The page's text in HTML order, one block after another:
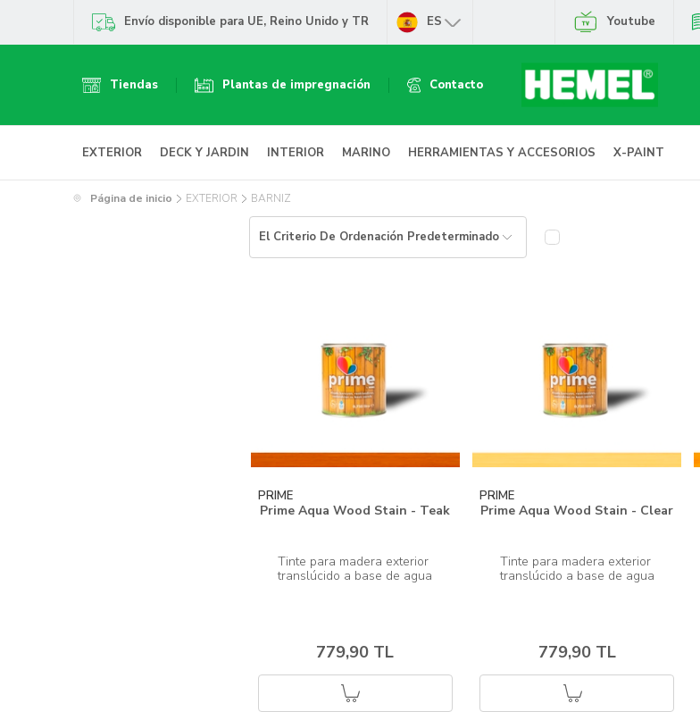
Envío disponible para UE, Reino Unido y TR ES Youtube
Tiendas Plantas de impregnación Contacto
EXTERIOR DECK Y JARDIN INTERIOR MARINO HERRAMIENTAS Y ACCESORIOS X-PAINT
Página de inicio EXTERIOR BARNIZ
PRIME
Prime Aqua Wood Stain - Teak
Tinte para madera exterior
779,90 TL
PRIME
Prime Aqua Wood Stain - Clear
Tinte para madera exterior
779,90 TL